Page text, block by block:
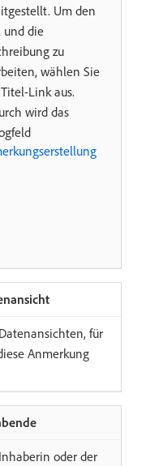
Um den
und die
zu
wählen Sie
Link aus.
wird das
für
Anmerkung
oder der